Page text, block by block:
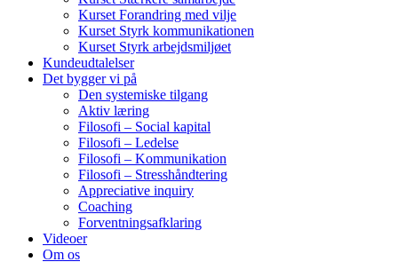
Kurset Forandring med vilje
Kurset Styrk kommunikationen
Kurset Styrk arbejdsmiljøet
Kundeudtalelser
Det bygger vi på
Den systemiske tilgang
Aktiv læring
Filosofi – Social kapital
Filosofi – Ledelse
Filosofi – Kommunikation
Filosofi – Stresshåndtering
Appreciative inquiry
Coaching
Forventningsafklaring
Videoer
Om os